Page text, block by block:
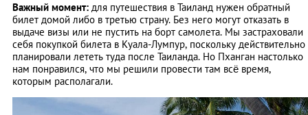
Важный момент: для путешествия в Таиланд нужен обратный
билет домой либо в третью страну. Без него могут отказать в
выдаче визы или не пустить на борт самолета. Мы застраховали
себя покупкой билета в Куала-Лумпур, поскольку действительно
планировали лететь туда после Таиланда. Но Пханган настолько
нам понравился, что мы решили провести там всё время,
которым располагали.